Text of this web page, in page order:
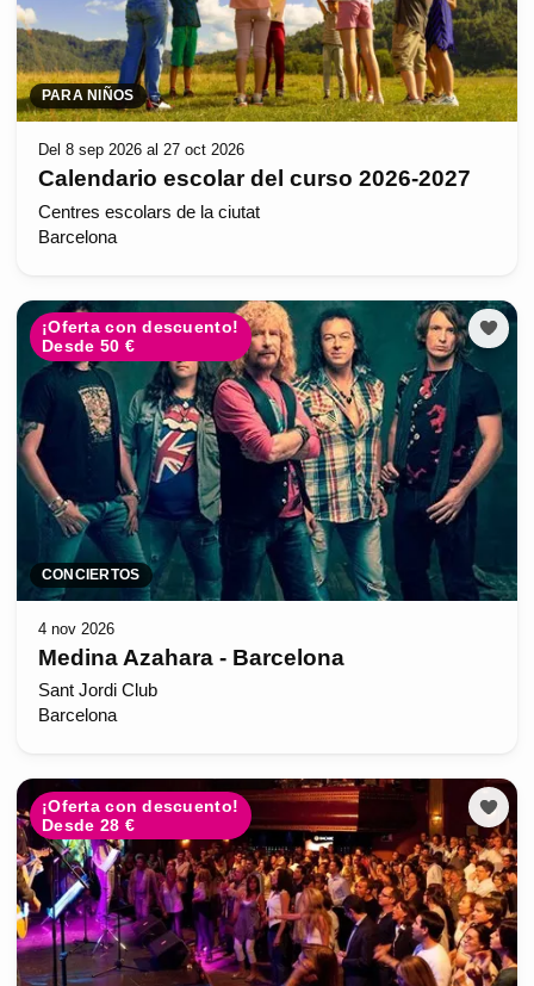
PARA NIÑOS
Del 8 sep 2026 al 27 oct 2026
Calendario escolar del curso 2026-2027
Centres escolars de la ciutat
Barcelona
¡Oferta con descuento!
Desde 50 €
CONCIERTOS
4 nov 2026
Medina Azahara - Barcelona
Sant Jordi Club
Barcelona
¡Oferta con descuento!
Desde 28 €